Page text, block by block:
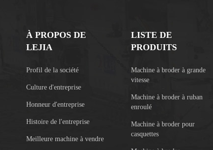
À PROPOS DE
LEJIA
Profil de la société
Culture d'entreprise
Honneur d'entreprise
Histoire de l'entreprise
Meilleure machine à vendre
LISTE DE
PRODUITS
Machine à broder à grande
vitesse
Machine à broder à ruban
enroulé
Machine à broder pour
casquettes